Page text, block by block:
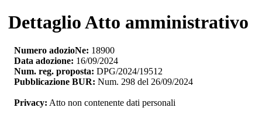
Dettaglio Atto amministrativo
Numero adozioNe: 18900
Data adozione: 16/09/2024
Num. reg. proposta: DPG/2024/19512
Pubblicazione BUR: Num. 298 del 26/09/2024
Privacy: Atto non contenente dati personali